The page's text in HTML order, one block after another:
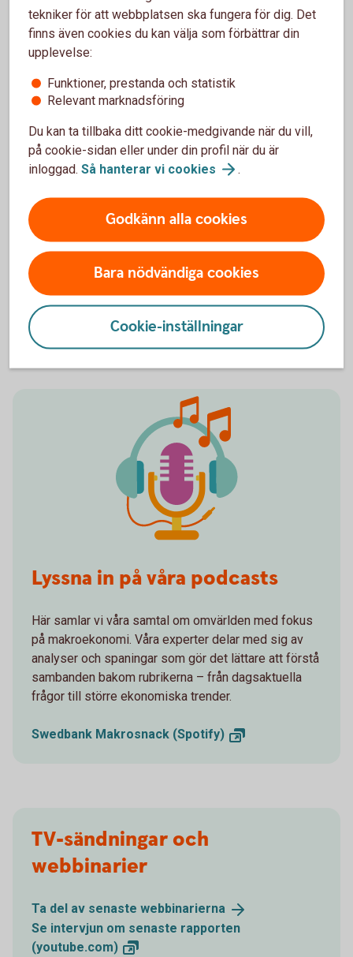
Våra prognoser
utgår från
oljepriser framöver
EUR/SEK ,
december 2026:
10,50
Lyssna in på våra podcasts
Här samlar vi våra samtal om omvärlden med fokus
på makroekonomi. Våra experter delar med sig av
analyser och spaningar som gör det lättare att förstå
sambanden bakom rubrikerna – från dagsaktuella
frågor till större ekonomiska trender.
Swedbank Makrosnack (Spotify)
TV-sändningar och
webbinarier
Ta del av senaste webbinarierna
Se intervjun om senaste rapporten
(youtube.com)
tekniker för att webbplatsen ska fungera för dig. Det
finns även cookies du kan välja som förbättrar din
upplevelse:
Funktioner, prestanda och statistik
Relevant marknadsföring
Du kan ta tillbaka ditt cookie-medgivande när du vill,
på cookie-sidan eller under din profil när du är
inloggad. Så hanterar vi cookies .
Godkänn alla cookies
Bara nödvändiga cookies
Cookie-inställningar